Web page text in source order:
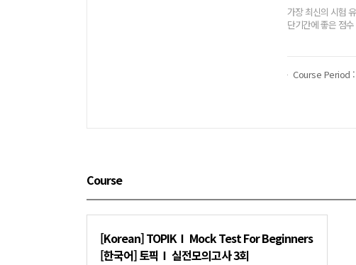
가장 최신의 시험
단기간에 좋은 점
Course Period
Course
[Korean] TOPIKⅠ Mock Test For Beginners
[한국어] 토픽Ⅰ 실전모의고사 3회